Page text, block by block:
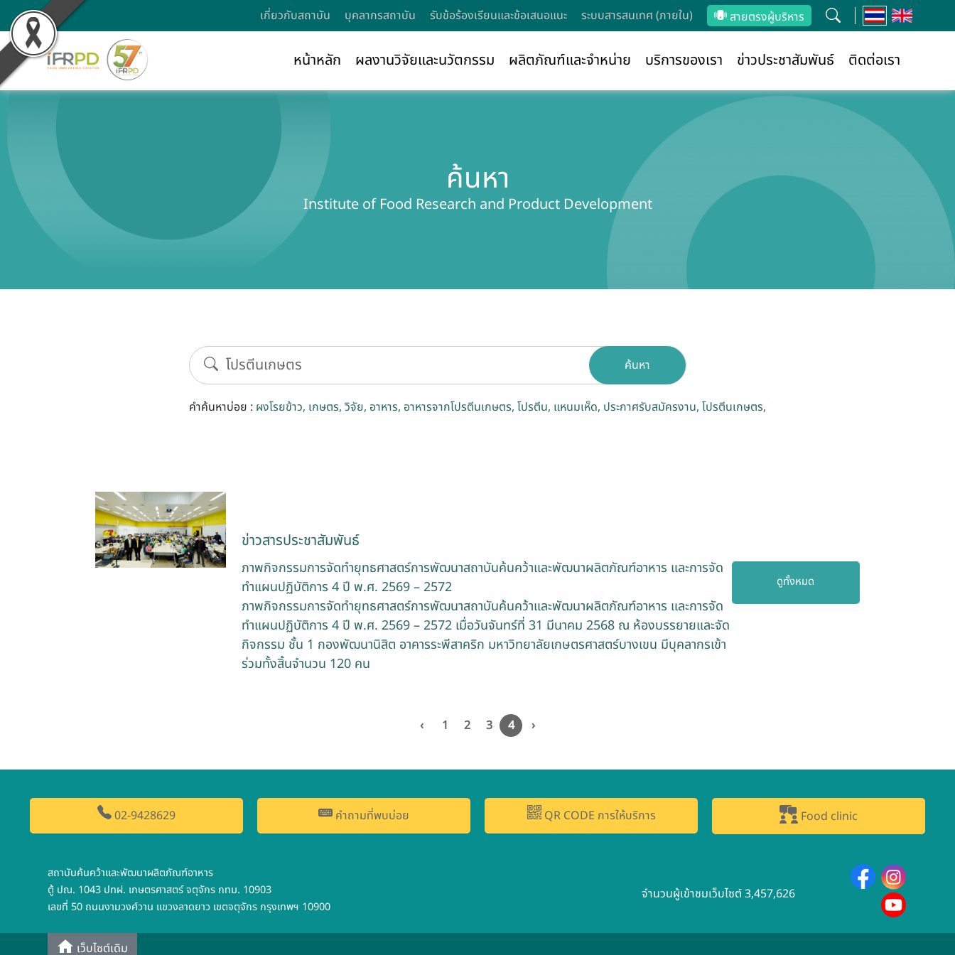
เกี่ยวกับสถาบัน บุคลากรสถาบัน รับข้อร้องเรียนและข้อเสนอแนะ ระบบสารสนเทศ (ภายใน) สายตรงผู้บริหาร
หน้าหลัก ผลงานวิจัยและนวัตกรรม ผลิตภัณฑ์และจำหน่าย บริการของเรา ข่าวประชาสัมพันธ์ ติดต่อเรา
ค้นหา
Institute of Food Research and Product Development
ค้นหา
คำค้นหาบ่อย : ผงโรยข้าว เกษตร วิจัย อาหาร อาหารจากโปรตีนเกษตร โปรตีน แหนมเห็ด ประกาศรับสมัครงาน โปรตีนเกษตร
ข่าวสารประชาสัมพันธ์
ภาพกิจกรรมการจัดทำยุทธศาสตร์การพัฒนาสถาบันค้นคว้าและพัฒนาผลิตภัณฑ์อาหาร และการจัด
ทำแผนปฏิบัติการ 4 ปี พ.ศ. 2569 – 2572
ภาพกิจกรรมการจัดทำยุทธศาสตร์การพัฒนาสถาบันค้นคว้าและพัฒนาผลิตภัณฑ์อาหาร และการจัด
ทำแผนปฏิบัติการ 4 ปี พ.ศ. 2569 – 2572 เมื่อวันจันทร์ที่ 31 มีนาคม 2568 ณ ห้องบรรยายและจัด
กิจกรรม ชั้น 1 กองพัฒนานิสิต อาคารระพีสาคริก มหาวิทยาลัยเกษตรศาสตร์บางเขน มีบุคลากรเข้า
ร่วมทั้งสิ้นจำนวน 120 คน
ดูทั้งหมด
‹ 1 2 3 4 ›
02-9428629 คำถามที่พบบ่อย QR CODE การให้บริการ Food clinic
สถาบันค้นคว้าและพัฒนาผลิตภัณฑ์อาหาร
ตู้ ปณ. 1043 ปทฝ. เกษตรศาสตร์ จตุจักร กทม. 10903
เลขที่ 50 ถนนงามวงศ์วาน แขวงลาดยาว เขตจตุจักร กรุงเทพฯ 10900
จำนวนผู้เข้าชมเว็บไซต์ 3,457,626
เว็บไซต์เดิม